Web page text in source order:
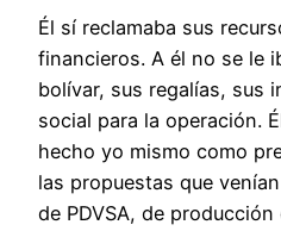
Él sí reclamaba sus
financieros. A él no se le
bolívar, sus regalías, sus
social para la operación.
hecho yo mismo como
las propuestas que
de PDVSA, de